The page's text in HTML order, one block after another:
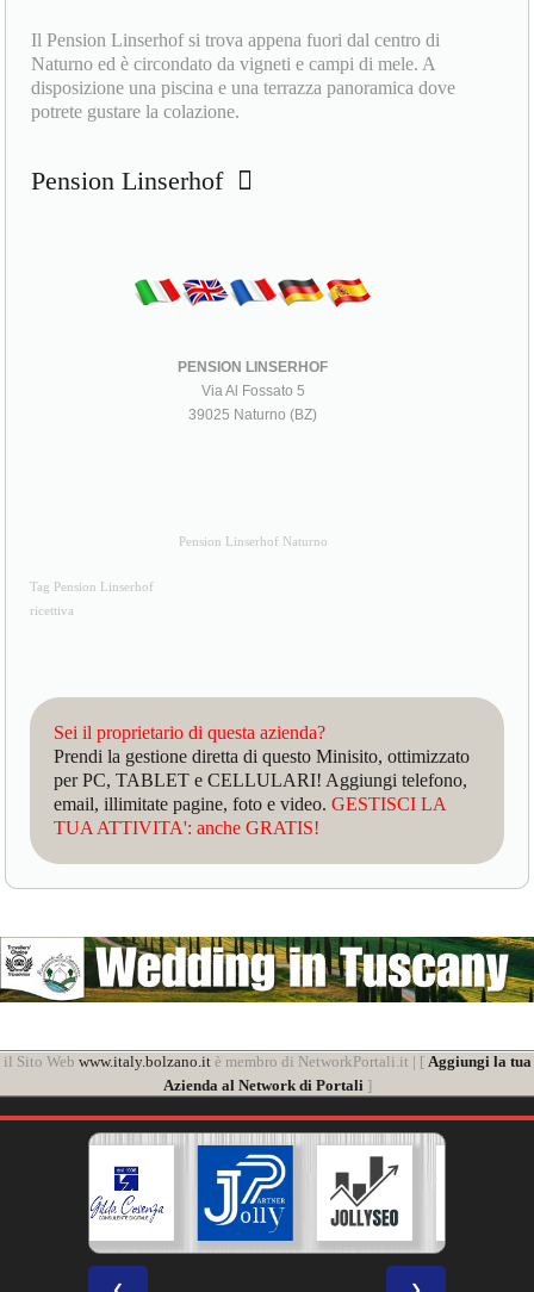
Il Pension Linserhof si trova appena fuori dal centro di
Naturno ed è circondato da vigneti e campi di mele. A
disposizione una piscina e una terrazza panoramica dove
potrete gustare la colazione.
Pension Linserhof
PENSION LINSERHOF
Via Al Fossato 5
39025 Naturno (BZ)
Pension Linserhof Naturno
Tag Pension Linserhof
ricettiva
Sei il proprietario di questa azienda?
Prendi la gestione diretta di questo Minisito, ottimizzato
per PC, TABLET e CELLULARI! Aggiungi telefono,
email, illimitate pagine, foto e video.GESTISCI LA
TUA ATTIVITA': anche GRATIS!
il Sito Web www.italy.bolzano.itè membro di NetworkPortali.it | [ Aggiungi la tua
Azienda al Network di Portali]